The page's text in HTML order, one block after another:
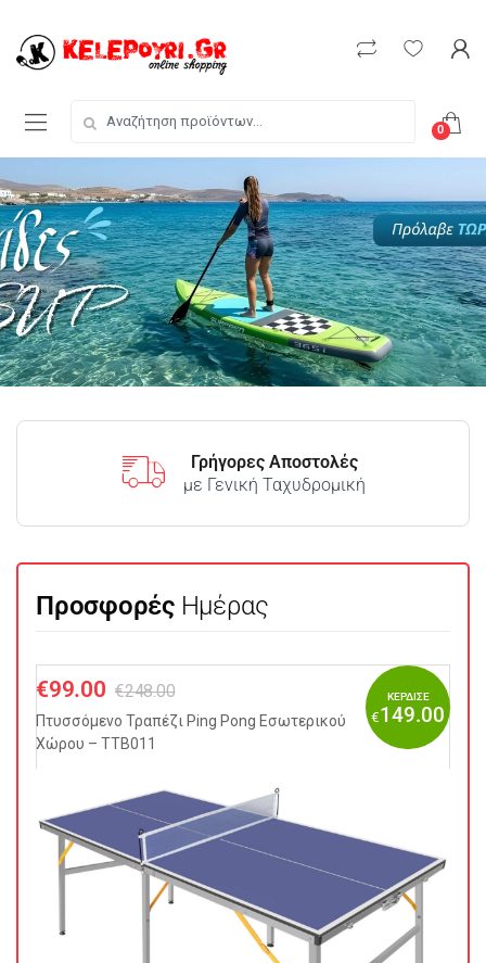
0
Γρήγορες Αποστολές
με Γενική Ταχυδρομική
ΠροσφορέςΗμέρας
€99.00 €248.00
Πτυσσόμενo Τραπέζι Ping Pong Εσωτερικού
Χώρου – TTB011
ΚΕΡΔΙΣΕ
€149.00